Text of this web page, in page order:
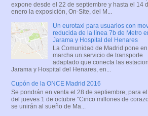
expone desde el 22 de septiembre y hasta el 14
enero la exposición, On-Site, del M...
Un eurotaxi para usuarios con
reducida de la línea 7b de Metro
Jarama y Hospital del Henares
La Comunidad de Madrid pone en
marcha un servicio de transporte
adaptado que conecta las
Jarama y Hospital del Henares, en...
Cupón de la ONCE Madrid 2016
Se pondrán en venta el 28 de septiembre, para
del jueves 1 de octubre "Cinco millones de
se unirán al sueño de Ma...